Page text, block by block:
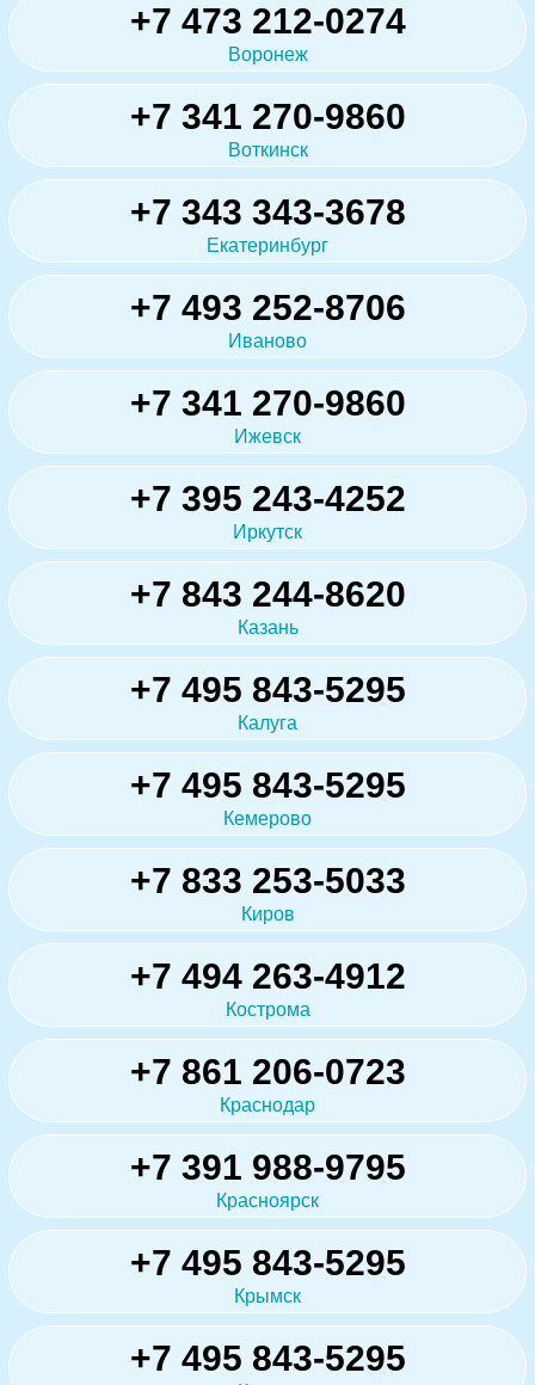
+7 473 212-0274
Воронеж
+7 341 270-9860
Воткинск
+7 343 343-3678
Екатеринбург
+7 493 252-8706
Иваново
+7 341 270-9860
Ижевск
+7 395 243-4252
Иркутск
+7 843 244-8620
Казань
+7 495 843-5295
Калуга
+7 495 843-5295
Кемерово
+7 833 253-5033
Киров
+7 494 263-4912
Кострома
+7 861 206-0723
Краснодар
+7 391 988-9795
Красноярск
+7 495 843-5295
Крымск
+7 495 843-5295